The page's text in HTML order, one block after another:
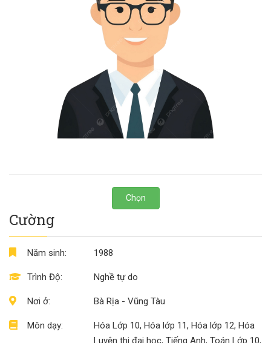
Chọn
Cường
Năm sinh:
Trình Độ:
Nơi ở:
Môn dạy:
1988
Nghề tự do
Bà Rịa - Vũng Tàu
Hóa Lớp 10, Hóa lớp 11, Hóa lớp 12, Hóa
Luyện thi đại học, Tiếng Anh, Toán Lớp 10,